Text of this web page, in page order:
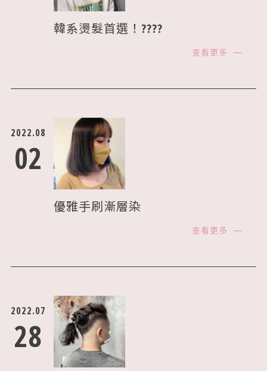
韓系燙髮首選！????
查看更多
2022.08
02
優雅手刷漸層染
查看更多
2022.07
28